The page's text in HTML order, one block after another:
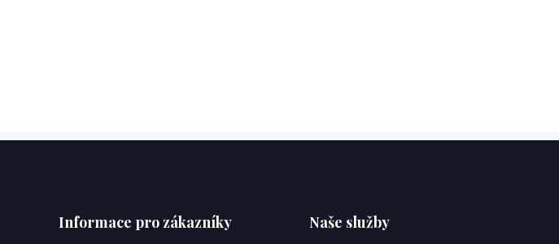
Informace pro zákazníky Naše služby